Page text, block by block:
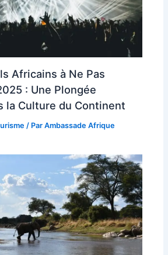
Africains à Ne Pas
: Une Plongée
la Culture du Continent
/ ParAmbassade Afrique